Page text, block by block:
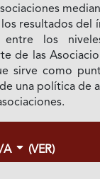
resultados del
entre los
de las
sirve como
una política de
A (VER)